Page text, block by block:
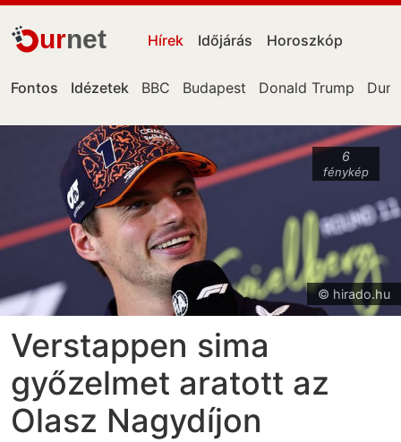
urnet Hírek Időjárás Horoszkóp
Fontos Idézetek BBC Budapest Donald Trump Duna
6
fénykép
© hirado.hu
Verstappen sima
győzelmet aratott az
Olasz Nagydíjon